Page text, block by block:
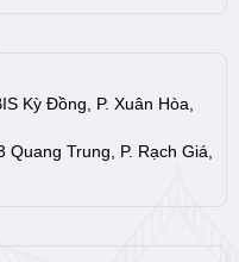
Kỳ Đồng, P. Xuân Hòa,
Quang Trung, P. Rạch Giá,